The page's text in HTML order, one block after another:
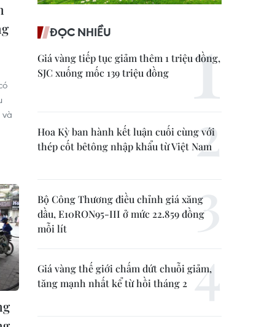
ĐỌC NHIỀU
Giá vàng tiếp tục giảm thêm 1 triệu đồng,
SJC xuống mốc 139 triệu đồng
Hoa Kỳ ban hành kết luận cuối cùng với
thép cốt bêtông nhập khẩu từ Việt Nam
Bộ Công Thương điều chỉnh giá xăng
dầu, E10RON95-III ở mức 22.859 đồng
mỗi lít
Giá vàng thế giới chấm dứt chuỗi giảm,
tăng mạnh nhất kể từ hồi tháng 2